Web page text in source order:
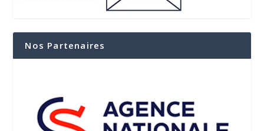
Nos Partenaires